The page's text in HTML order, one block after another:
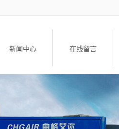
新闻中心 在线留言